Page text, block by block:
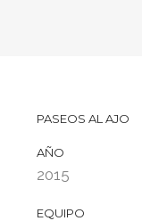
PASEOS AL AJO
AÑO
2015
EQUIPO